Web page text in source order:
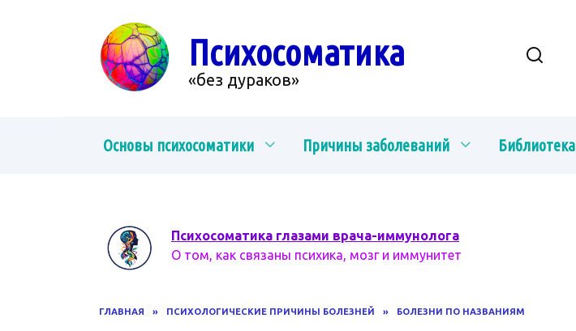
Психосоматика
«без дураков»
Основы психосоматики Причины заболеваний Библиотека
Психосоматика глазами врача-иммунолога
О том, как связаны психика, мозг и иммунитет
ГЛАВНАЯ » ПСИХОЛОГИЧЕСКИЕ ПРИЧИНЫ БОЛЕЗНЕЙ » БОЛЕЗНИ ПО НАЗВАНИЯМ